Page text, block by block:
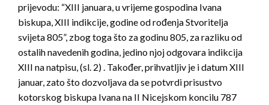
prijevodu: “XIII januara, u vrijeme gospodina Ivana
biskupa, XIII indikcije, godine od rođenja Stvoritelja
svijeta 805”, zbog toga što za godinu 805, za razliku od
ostalih navedenih godina, jedino njoj odgovara indikcija
XIII na natpisu, (sl. 2) . Također, prihvatljiv je i datum XIII
januar, zato što dozvoljava da se potvrdi prisustvo
kotorskog biskupa Ivana na II Nicejskom koncilu 787